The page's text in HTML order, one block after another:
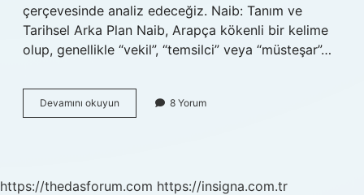
çerçevesinde analiz edeceğiz. Naib: Tanım ve
Tarihsel Arka Plan Naib, Arapça kökenli bir kelime
olup, genellikle “vekil”, “temsilci” veya “müsteşar”…
Devamını okuyun
nedir
8 Yorum
https://thedasforum.com https://insigna.com.tr